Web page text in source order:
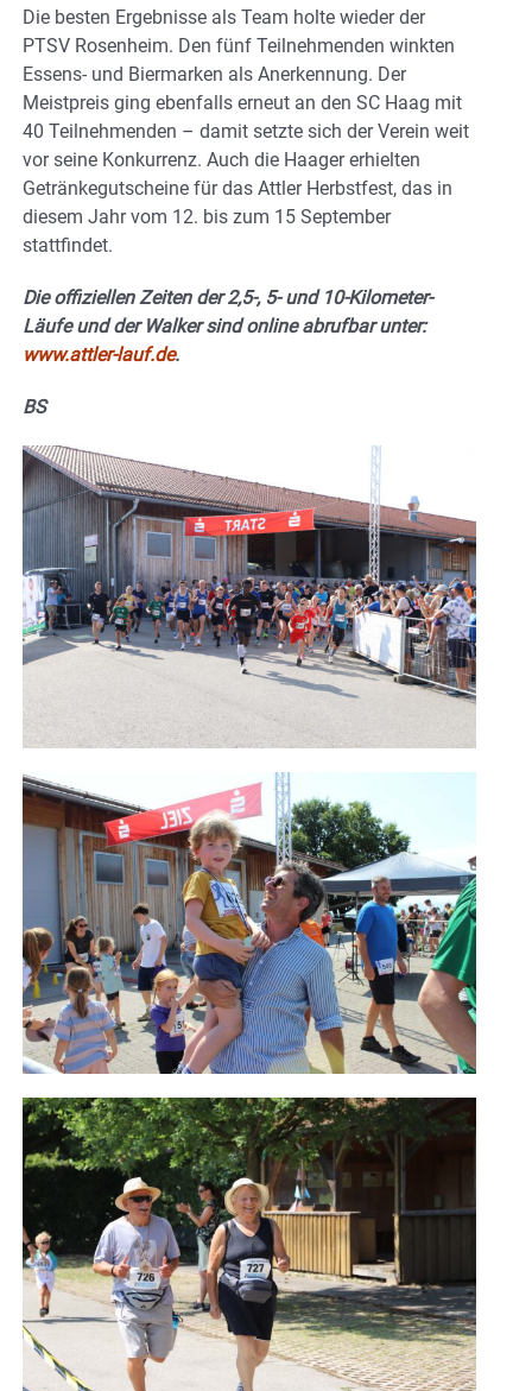
Die besten Ergebnisse als Team holte wieder der
PTSV Rosenheim. Den fünf Teilnehmenden winkten
Essens- und Biermarken als Anerkennung. Der
Meistpreis ging ebenfalls erneut an den SC Haag mit
40 Teilnehmenden – damit setzte sich der Verein weit
vor seine Konkurrenz. Auch die Haager erhielten
Getränkegutscheine für das Attler Herbstfest, das in
diesem Jahr vom 12. bis zum 15 September
stattfindet.
Die offiziellen Zeiten der 2,5-, 5- und 10-Kilometer-
Läufe und der Walker sind online abrufbar unter:
www.attler-lauf.de.
BS